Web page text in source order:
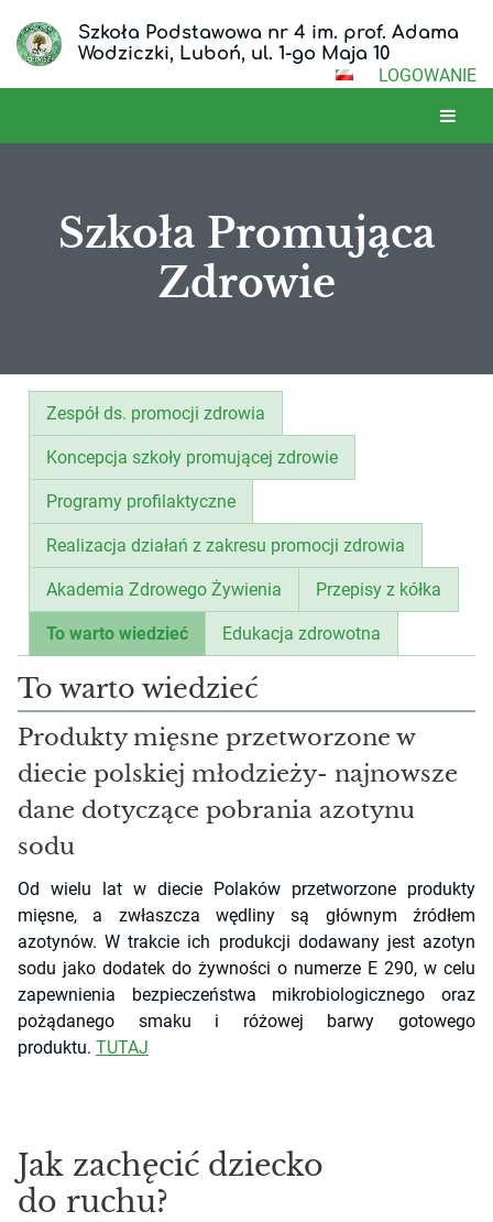
Szkoła Podstawowa nr 4 im. prof. Adama
Wodziczki, Luboń, ul. 1-go Maja 10
LOGOWANIE
Szkoła Promująca
Zdrowie
Szkoła
Promująca
Zdrowie
Zespół ds. promocji zdrowia
Koncepcja szkoły promującej zdrowie
Programy profilaktyczne
Realizacja działań z zakresu promocji zdrowia
Akademia Zdrowego Żywienia Przepisy z kółka
To warto wiedzieć Edukacja zdrowotna
To warto wiedzieć
Produkty mięsne przetworzone w
diecie polskiej młodzieży- najnowsze
dane dotyczące pobrania azotynu
sodu
Od wielu lat w diecie Polaków przetworzone produkty
mięsne, a zwłaszcza wędliny są głównym źródłem
azotynów. W trakcie ich produkcji dodawany jest azotyn
sodu jako dodatek do żywności o numerze E 290, w celu
zapewnienia bezpieczeństwa mikrobiologicznego oraz
pożądanego smaku i różowej barwy gotowego
produktu. TUTAJ
Jak zachęcić dziecko
do ruchu?